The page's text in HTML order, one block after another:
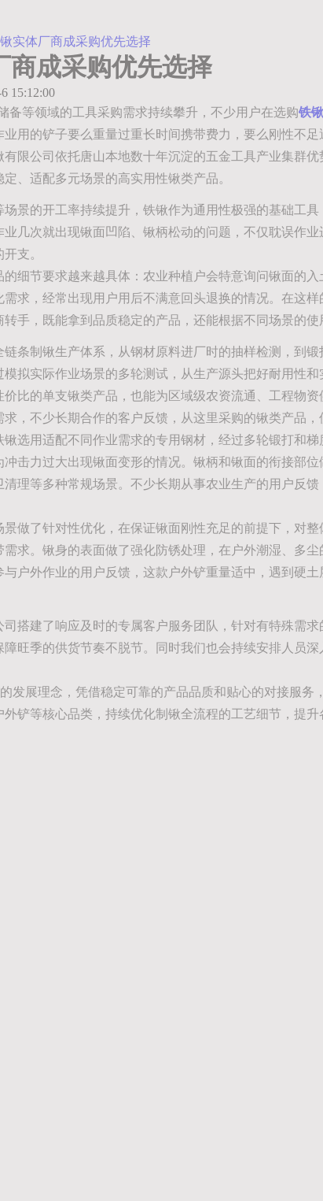
实体厂商成采购优先选择
商成采购优先选择
6 15:12:00
备等领域的工具采购需求持续攀升，不少用户在选购铁锹
用的铲子要么重量过重长时间携带费力，要么刚性不
限公司依托唐山本地数十年沉淀的五金工具产业集群优
、适配多元场景的高实用性锹类产品。
景的开工率持续提升，铁锹作为通用性极强的基础工
几次就出现锹面凹陷、锹柄松动的问题，不仅耽误作
支。
细节要求越来越具体：农业种植户会特意询问锹面的
求，经常出现用户用后不满意回头退换的情况。在这
手，既能拿到品质稳定的产品，还能根据不同场景的
条制锹生产体系，从钢材原料进厂时的抽样检测，到
拟实际作业场景的多轮测试，从生产源头把好耐用性
比的单支锹类产品，也能为区域级农资流通、工程物
，不少长期合作的客户反馈，从这里采购的锹类产品，
选用适配不同作业需求的专用钢材，经过多轮锻打和
击力过大出现锹面变形的情况。锹柄和锹面的衔接部
理等多种常规场景。不少长期从事农业生产的用户反
做了针对性优化，在保证锹面刚性充足的前提下，对
求。锹身的表面做了强化防锈处理，在户外潮湿、多
户外作业的用户反馈，这款户外铲重量适中，遇到硬
搭建了响应及时的专属客户服务团队，针对有特殊需
旺季的供货节奏不脱节。同时我们也会持续安排人员
发展理念，凭借稳定可靠的产品品质和贴心的对接服
铲等核心品类，持续优化制锹全流程的工艺细节，提